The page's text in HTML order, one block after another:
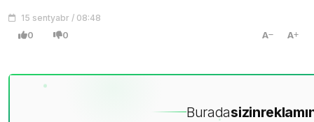
15 sentyabr / 08:48
0 0 A A
Buradasizin